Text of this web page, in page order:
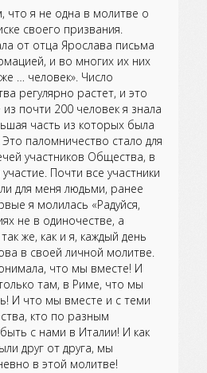
что я не одна в молитве о
своего призвания.
от отца Ярослава письма
и во многих их них
… человек». Число
регулярно растет, и это
почти 200 человек я знала
часть из которых была
паломничество стало для
участников Общества, в
Почти все участники
для меня людьми, ранее
я молилась «Радуйся,
не в одиночестве, а
же, как и я, каждый день
в своей личной молитве.
что мы вместе! И
там, в Риме, что мы
И что мы вместе и с теми
кто по разным
с нами в Италии! И как
друг от друга, мы
в этой молитве!